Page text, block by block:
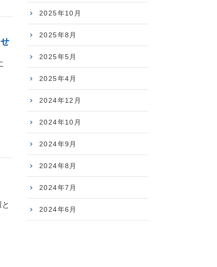
2025年10月
2025年8月
2025年5月
2025年4月
2024年12月
2024年10月
2024年9月
2024年8月
2024年7月
2024年6月